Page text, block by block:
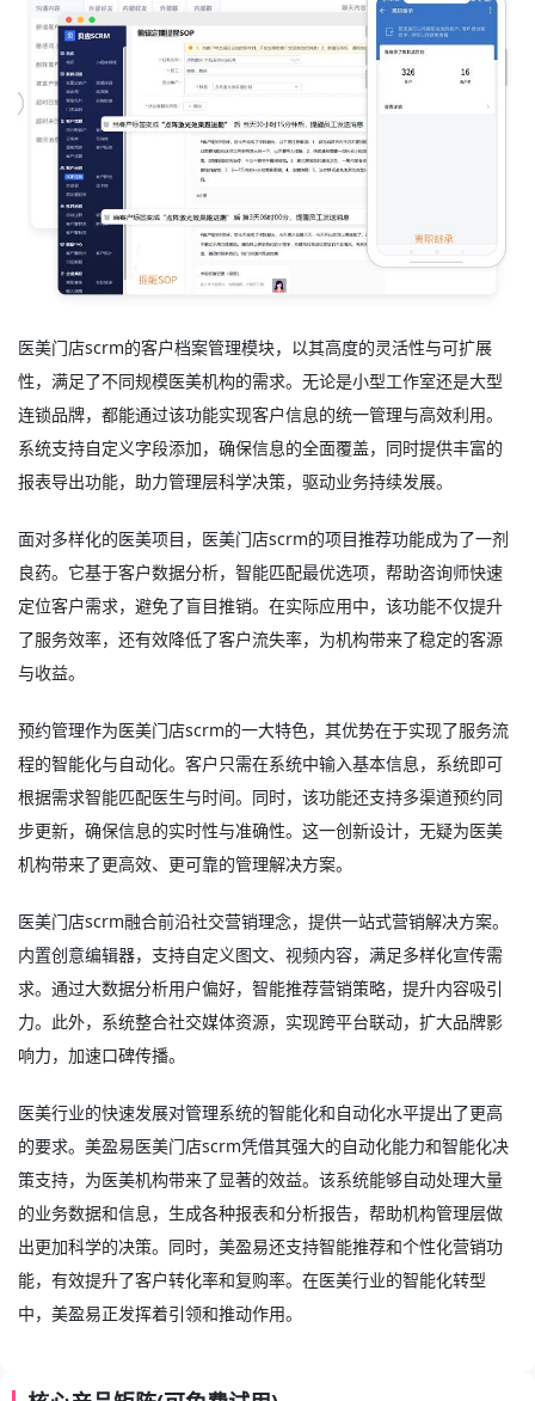
医美门店scrm的客户档案管理模块，以其高度的灵活性与可扩展
性，满足了不同规模医美机构的需求。无论是小型工作室还是大型
连锁品牌，都能通过该功能实现客户信息的统一管理与高效利用。
系统支持自定义字段添加，确保信息的全面覆盖，同时提供丰富的
报表导出功能，助力管理层科学决策，驱动业务持续发展。
面对多样化的医美项目，医美门店scrm的项目推荐功能成为了一剂
良药。它基于客户数据分析，智能匹配最优选项，帮助咨询师快速
定位客户需求，避免了盲目推销。在实际应用中，该功能不仅提升
了服务效率，还有效降低了客户流失率，为机构带来了稳定的客源
与收益。
预约管理作为医美门店scrm的一大特色，其优势在于实现了服务流
程的智能化与自动化。客户只需在系统中输入基本信息，系统即可
根据需求智能匹配医生与时间。同时，该功能还支持多渠道预约同
步更新，确保信息的实时性与准确性。这一创新设计，无疑为医美
机构带来了更高效、更可靠的管理解决方案。
医美门店scrm融合前沿社交营销理念，提供一站式营销解决方案。
内置创意编辑器，支持自定义图文、视频内容，满足多样化宣传需
求。通过大数据分析用户偏好，智能推荐营销策略，提升内容吸引
力。此外，系统整合社交媒体资源，实现跨平台联动，扩大品牌影
响力，加速口碑传播。
医美行业的快速发展对管理系统的智能化和自动化水平提出了更高
的要求。美盈易医美门店scrm凭借其强大的自动化能力和智能化决
策支持，为医美机构带来了显著的效益。该系统能够自动处理大量
的业务数据和信息，生成各种报表和分析报告，帮助机构管理层做
出更加科学的决策。同时，美盈易还支持智能推荐和个性化营销功
能，有效提升了客户转化率和复购率。在医美行业的智能化转型
中，美盈易正发挥着引领和推动作用。